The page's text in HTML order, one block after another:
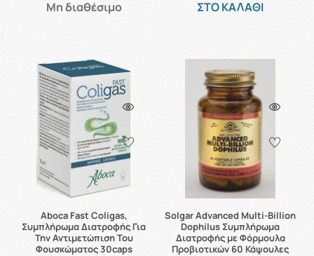
Μη διαθέσιμο ΣΤΟ ΚΑΛΑΘΙ
Aboca Fast Coligas,
Συμπλήρωμα Διατροφής Για
Την Αντιμετώπιση Του
Φουσκώματος 30caps
Solgar Advanced Multi-Billion
Dophilus Συμπλήρωμα
Διατροφής με Φόρμουλα
Προβιοτικών 60 Κάψουλες